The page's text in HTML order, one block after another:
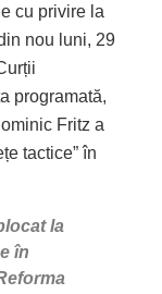
cu privire la
nou luni, 29
programată,
Fritz a
tactice” în
la
în